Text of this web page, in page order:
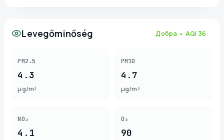
Levegőminőség Добра • AQI 36
PM2.5
4.3
µg/m³
PM10
4.7
µg/m³
NO₂
4.1
O₃
90